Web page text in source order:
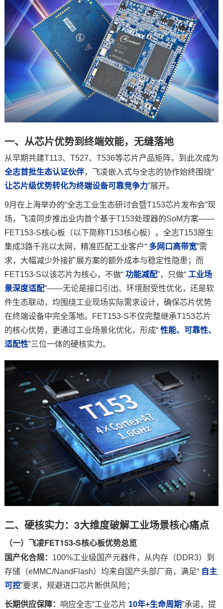
一、从芯片优势到终端效能，无缝落地
从早期共建T113、T527、T536等芯片产品矩阵，到此次成为
全志首批生态认证伙伴， 飞凌嵌入式与全志的协作始终围绕“
让芯片级优势转化为终端设备可靠竞争力”展开。
9月在上海举办的“全志工业生态研讨会暨T153芯片发布会”现
场，飞凌同步推出业内首个基于T153处理器的SoM方案——
FET153-S核心板（以下简称T153核心板）。全志T153原生
集成3路千兆以太网，精准匹配工业客户“ 多网口高带宽”需
求，大幅减少外接扩展方案的额外成本与稳定性隐患；而
FET153-S以该芯片为核心，不做“ 功能减配”，只做“ 工业场
景深度适配”——无论是接口引出、环境耐受性优化，还是软
件生态联动，均围绕工业现场实际需求设计，确保芯片优势
在终端设备中完全落地。FET153-S不仅完整继承T153芯片
的核心优势，更通过工业场景化优化，形成“ 性能、可靠性、
适配性”三位一体的硬核实力。
二、硬核实力：3大维度破解工业场景核心痛点
（一）飞凌FET153-S核心板优势总览
国产化合规： 100%工业级国产元器件，从内存（DDR3）到
存储（eMMC/NandFlash）均来自国产头部厂商，满足“ 自主
可控”要求，规避进口芯片断供风险；
长期供应保障： 响应全志“工业芯片 10年+生命周期”承诺，提